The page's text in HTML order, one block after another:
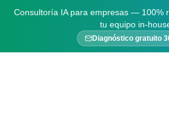
Consultoría IA para empresas — 100%
tu equipo in-
Diagnóstico gratuito